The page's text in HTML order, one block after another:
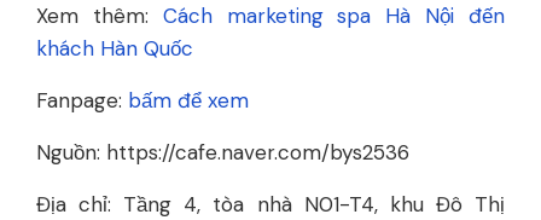
Xem thêm: Cách marketing spa Hà Nội đến
khách Hàn Quốc
Fanpage: bấm để xem
Nguồn: https://cafe.naver.com/bys2536
Địa chỉ: Tầng 4, tòa nhà N01-T4, khu Đô Thị